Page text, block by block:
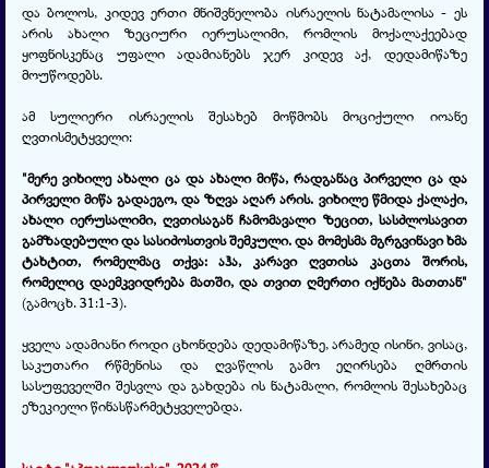
და ბოლოს, კიდევ ერთი მნიშვნელობა ისრაელის ნატამალისა - ეს
არის ახალი ზეციური იერუსალიმი, რომლის მოქალაქეებად
ყოფნისკენაც უფალი ადამიანებს ჯერ კიდევ აქ, დედამიწაზე
მოუწოდებს.
ამ სულიერი ისრაელის შესახებ მოწმობს მოციქული იოანე
ღვთისმეტყველი:
"მერე ვიხილე ახალი ცა და ახალი მიწა, რადგანაც პირველი ცა და
პირველი მიწა გადაეგო, და ზღვა აღარ არის. ვიხილე წმიდა ქალაქი,
ახალი იერუსალიმი, ღვთისაგან ჩამომავალი ზეცით, სასძლოსავით
გამზადებული და სასიძოსთვის შემკული. და მომესმა მგრგვინავი ხმა
ტახტით, რომელმაც თქვა: აჰა, კარავი ღვთისა კაცთა შორის,
რომელიც დაემკვიდრება მათში, და თვით ღმერთი იქნება მათთან"
(გამოცხ. 31:1-3).
ყველა ადამიანი როდი ცხონდება დედამიწაზე, არამედ ისინი, ვისაც,
საკუთარი რწმენისა და ღვაწლის გამო ეღირსება ღმრთის
სასუფეველში შესვლა და გახდება ის ნატამალი, რომლის შესახებაც
ეზეკიელი წინასწარმეტყველებდა.